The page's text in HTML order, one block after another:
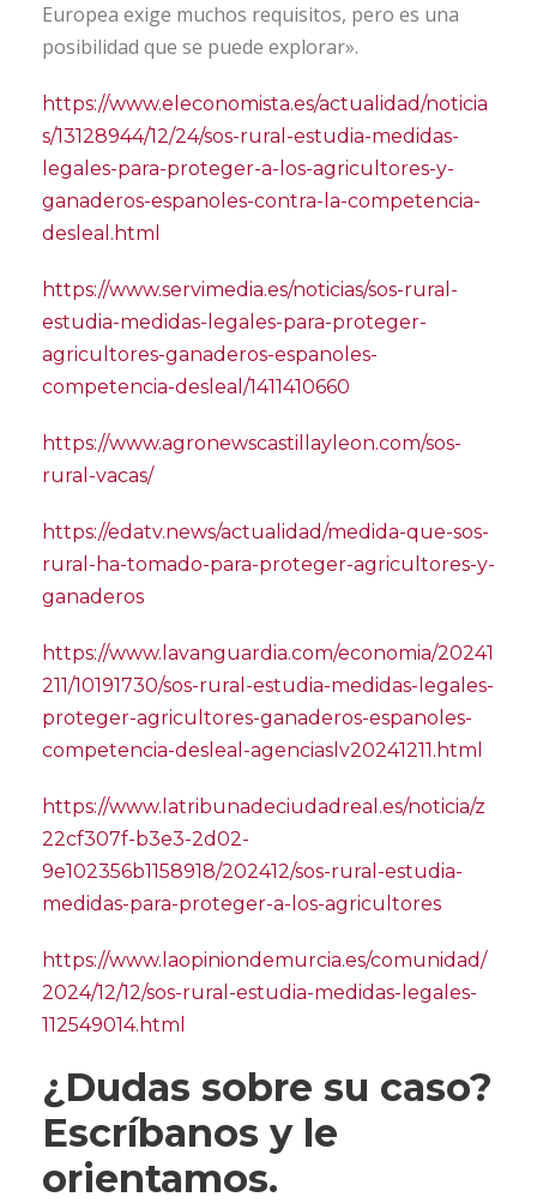
Europea exige muchos requisitos, pero es una
posibilidad que se puede explorar».
https://www.eleconomista.es/actualidad/noticia
s/13128944/12/24/sos-rural-estudia-medidas-
legales-para-proteger-a-los-agricultores-y-
ganaderos-espanoles-contra-la-competencia-
desleal.html
https://www.servimedia.es/noticias/sos-rural-
estudia-medidas-legales-para-proteger-
agricultores-ganaderos-espanoles-
competencia-desleal/1411410660
https://www.agronewscastillayleon.com/sos-
rural-vacas/
https://edatv.news/actualidad/medida-que-sos-
rural-ha-tomado-para-proteger-agricultores-y-
ganaderos
https://www.lavanguardia.com/economia/20241
211/10191730/sos-rural-estudia-medidas-legales-
proteger-agricultores-ganaderos-espanoles-
competencia-desleal-agenciaslv20241211.html
https://www.latribunadeciudadreal.es/noticia/z
22cf307f-b3e3-2d02-
9e102356b1158918/202412/sos-rural-estudia-
medidas-para-proteger-a-los-agricultores
https://www.laopiniondemurcia.es/comunidad/
2024/12/12/sos-rural-estudia-medidas-legales-
112549014.html
¿Dudas sobre su caso?
Escríbanos y le
orientamos.